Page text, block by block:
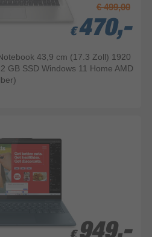
€ 499,00
€ 470,-
€ 470,-
€ 470,-
43,9 cm (17.3 Zoll) 1920
GB SSD Windows 11 Home AMD
949,-
949,-